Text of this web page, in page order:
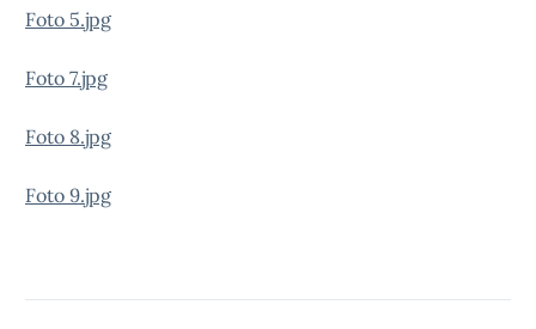
Foto 5.jpg
Foto 7.jpg
Foto 8.jpg
Foto 9.jpg